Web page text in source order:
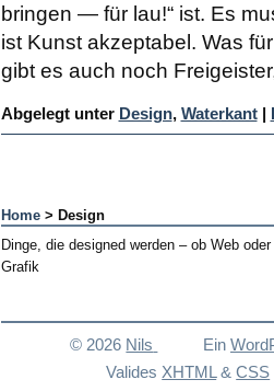
bringen — für lau!“ ist. Es
ist Kunst akzeptabel. Was
gibt es auch noch
Abgelegt unter Design, Waterkant |
Home> Design
Dinge, die designed werden – ob Web oder
Grafik
© 2026 Nils Ein
Valides XHTML &CSS